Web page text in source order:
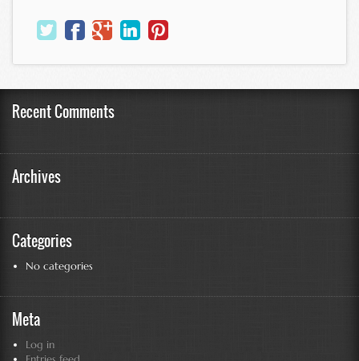
Recent Comments
Archives
Categories
No categories
Meta
Log in